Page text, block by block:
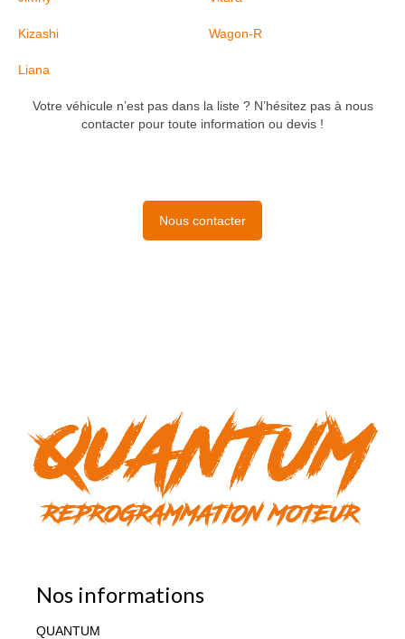
Kizashi
Liana
Wagon-R
Votre véhicule n’est pas dans la liste ? N’hésitez pas à nous
contacter pour toute information ou devis !
Nous contacter
Nos informations
QUANTUM